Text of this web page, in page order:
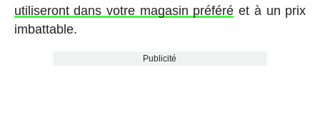
utiliseront dans votre magasin préféré et à un prix
imbattable.
Publicité